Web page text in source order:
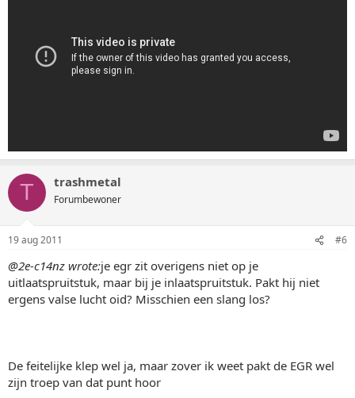
T trashmetal
Forumbewoner
19 aug 2011 #6
@2e-c14nz wrote:je egr zit overigens niet op je
uitlaatspruitstuk, maar bij je inlaatspruitstuk. Pakt hij niet
ergens valse lucht oid? Misschien een slang los?
De feitelijke klep wel ja, maar zover ik weet pakt de EGR wel
zijn troep van dat punt hoor